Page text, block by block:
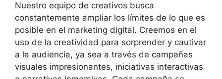
Nuestro equipo de creativos busca
constantemente ampliar los límites de lo que es
posible en el marketing digital. Creemos en el
uso de la creatividad para sorprender y cautivar
a la audiencia, ya sea a través de campañas
visuales impresionantes, iniciativas interactivas